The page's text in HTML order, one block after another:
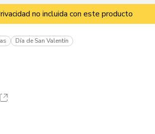
no incluida con este producto
Día de San Valentín